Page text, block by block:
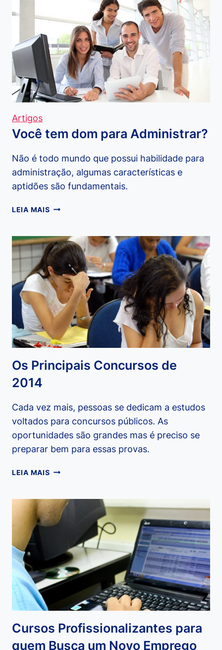
E
TECNOLOGIA
Artigos
Você tem dom para Administrar?
Não é todo mundo que possui habilidade para
administração, algumas características e
aptidões são fundamentais.
LEIA MAISVOCÊ
PARA
ADMINISTRAR?
Os Principais Concursos de
2014
Cada vez mais, pessoas se dedicam a estudos
voltados para concursos públicos. As
oportunidades são grandes mas é preciso se
preparar bem para essas provas.
LEIA MAISOS
DE
2014
Cursos Profissionalizantes para
quem Busca um Novo Emprego